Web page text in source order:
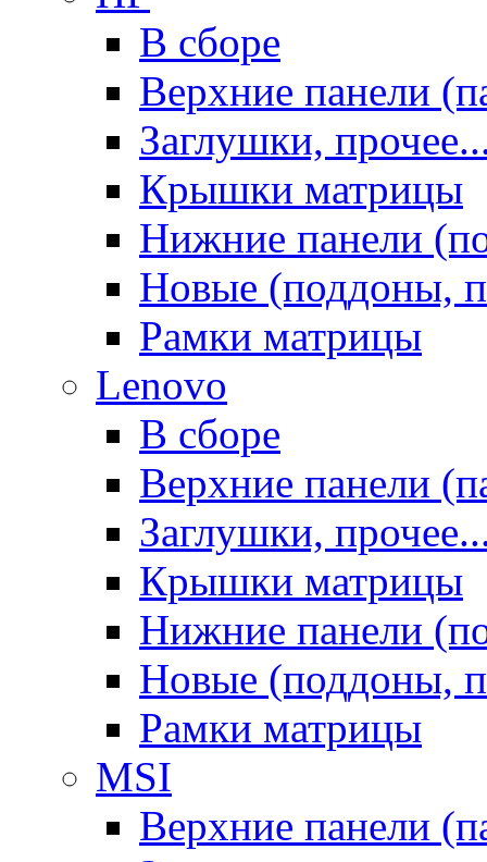
В сборе
Верхние панели
Заглушки,
Крышки матрицы
Нижние панели
Новые (поддоны,
Рамки матрицы
Lenovo
В сборе
Верхние панели
Заглушки,
Крышки матрицы
Нижние панели
Новые (поддоны,
Рамки матрицы
MSI
Верхние панели